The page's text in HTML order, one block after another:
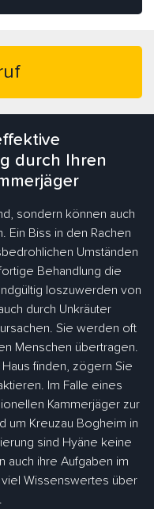
durch Ihren
sondern können auch
Ein Biss in den Rachen
Umständen
Behandlung die
loszuwerden von
durch Unkräuter
Sie werden oft
Menschen übertragen.
finden, zögern Sie
Im Falle eines
Kammerjäger zur
um Kreuzau Bogheim in
sind Hyäne keine
auch ihre Aufgaben im
viel Wissenswertes über